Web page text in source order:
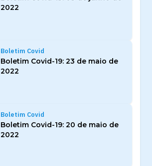
2022
Boletim Covid
Boletim Covid-19: 23 de maio de
2022
Boletim Covid
Boletim Covid-19: 20 de maio de
2022